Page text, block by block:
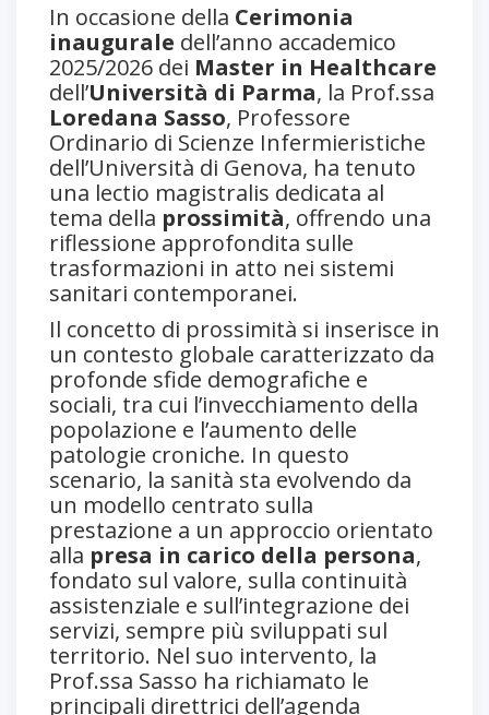
In occasione della Cerimonia
inaugurale dell’anno accademico
2025/2026 dei Master in Healthcare
dell’Università di Parma, la Prof.ssa
Loredana Sasso, Professore
Ordinario di Scienze Infermieristiche
dell’Università di Genova, ha tenuto
una lectio magistralis dedicata al
tema della prossimità, offrendo una
riflessione approfondita sulle
trasformazioni in atto nei sistemi
sanitari contemporanei.
Il concetto di prossimità si inserisce in
un contesto globale caratterizzato da
profonde sfide demografiche e
sociali, tra cui l’invecchiamento della
popolazione e l’aumento delle
patologie croniche. In questo
scenario, la sanità sta evolvendo da
un modello centrato sulla
prestazione a un approccio orientato
alla presa in carico della persona,
fondato sul valore, sulla continuità
assistenziale e sull’integrazione dei
servizi, sempre più sviluppati sul
territorio. Nel suo intervento, la
Prof.ssa Sasso ha richiamato le
principali direttrici dell’agenda